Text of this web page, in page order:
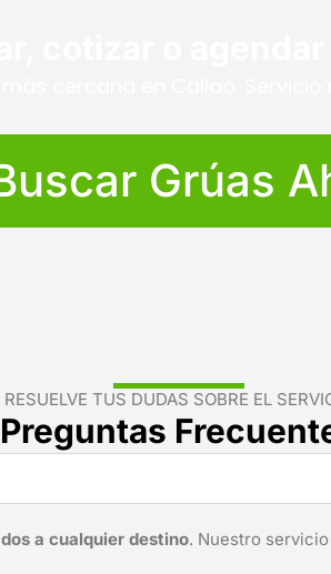
Grúas
RESUELVE TUS DUDAS SOBRE EL
Preguntas
a cualquier destino. Nuestro